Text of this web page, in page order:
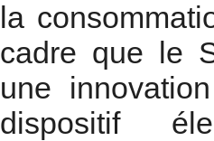
la
cadre que le
une
dispositif